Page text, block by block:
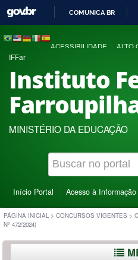
COMUNICA BR
ACESSIBILIDADE ALTO
IFFar
Instituto
MINISTÉRIO DA EDUCAÇÃO
Início Portal Acesso à Informação
PÁGINA INICIAL > CONCURSOS VIGENTES >
Nº 472/2024)